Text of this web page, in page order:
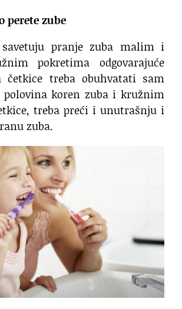
perete zube
savetuju pranje zuba malim i
pokretima odgovarajuće
četkice treba obuhvatati sam
polovina koren zuba i kružnim
treba preći i unutrašnju i
zuba.